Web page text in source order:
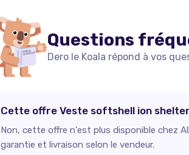
Questions
Dero le Koala répond à vos
Cette offre Veste softshell ion
Non, cette offre n'est plus disponible chez
garantie et livraison selon le vendeur.